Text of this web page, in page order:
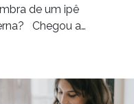
de um ipê
Chegou a…